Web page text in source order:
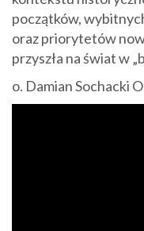
początków,
oraz priorytetów
przyszła na świat w
o. Damian Sochacki